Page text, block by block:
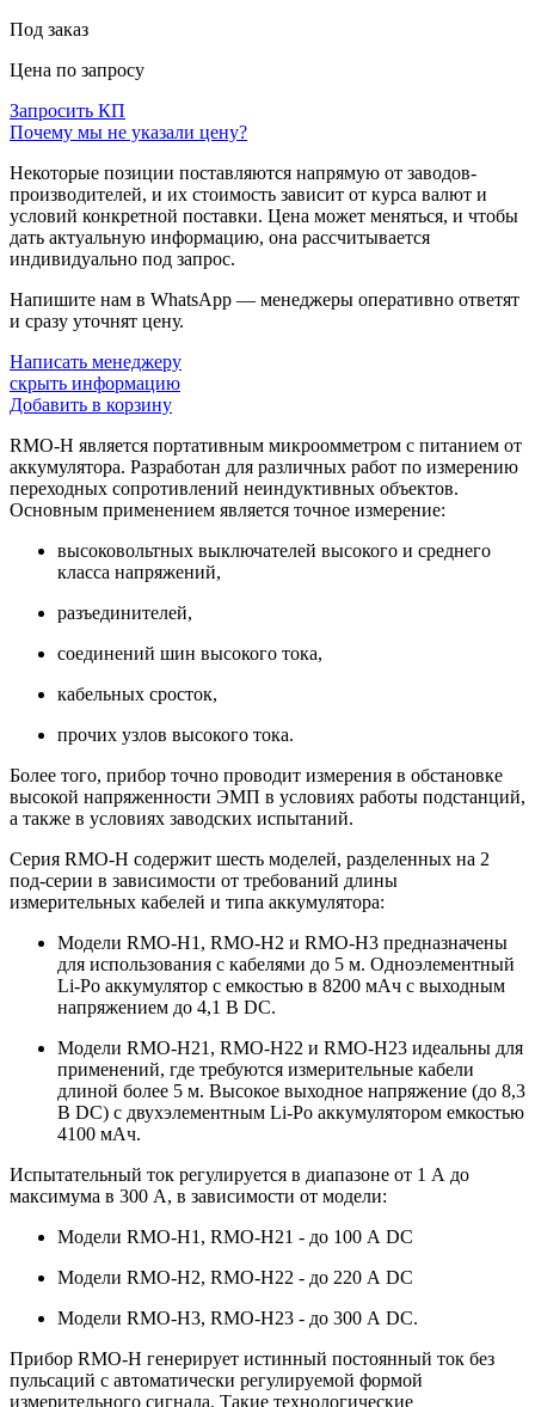
Под заказ
Цена по запросу
Запросить КП
Почему мы не указали цену?
Некоторые позиции поставляются напрямую от заводов-
производителей, и их стоимость зависит от курса валют и
условий конкретной поставки. Цена может меняться, и чтобы
дать актуальную информацию, она рассчитывается
индивидуально под запрос.
Напишите нам в WhatsApp — менеджеры оперативно ответят
и сразу уточнят цену.
Написать менеджеру
скрыть информацию
Добавить в корзину
RMO-H является портативным микроомметром с питанием от
аккумулятора. Разработан для различных работ по измерению
переходных сопротивлений неиндуктивных объектов.
Основным применением является точное измерение:
высоковольтных выключателей высокого и среднего
класса напряжений,
разъединителей,
соединений шин высокого тока,
кабельных сросток,
прочих узлов высокого тока.
Более того, прибор точно проводит измерения в обстановке
высокой напряженности ЭМП в условиях работы подстанций,
а также в условиях заводских испытаний.
Серия RMO-H содержит шесть моделей, разделенных на 2
под-серии в зависимости от требований длины
измерительных кабелей и типа аккумулятора:
Модели RMO-H1, RMO-H2 и RMO-H3 предназначены
для использования с кабелями до 5 м. Одноэлементный
Li-Po аккумулятор с емкостью в 8200 мАч с выходным
напряжением до 4,1 В DC.
Модели RMO-H21, RMO-H22 и RMO-H23 идеальны для
применений, где требуются измерительные кабели
длиной более 5 м. Высокое выходное напряжение (до 8,3
В DC) с двухэлементным Li-Po аккумулятором емкостью
4100 мАч.
Испытательный ток регулируется в диапазоне от 1 А до
максимума в 300 А, в зависимости от модели:
Модели RMO-H1, RMO-H21 - до 100 А DC
Модели RMO-H2, RMO-H22 - до 220 А DC
Модели RMO-H3, RMO-H23 - до 300 А DC.
Прибор RMO-H генерирует истинный постоянный ток без
пульсаций с автоматически регулируемой формой
измерительного сигнала. Такие технологические